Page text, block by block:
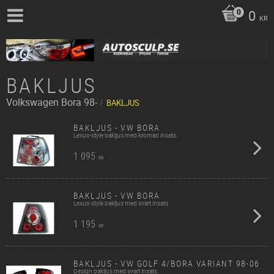
0 KR
BAKLJUS
Volkswagen Bora 98- BAKLJUS
BAKLJUS - VW BORA
Lexus-style bakljus med kromad insats.
1 095 KR
BAKLJUS - VW BORA
Lexus-style bakljus med svart insats.
1 195 KR
BAKLJUS - VW GOLF 4/BORA VARIANT 98-06
Design bakljus med svart insats.